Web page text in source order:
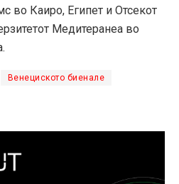
во Каиро, Египет и Отсекот
Медитеранеа во
Венециското биенале